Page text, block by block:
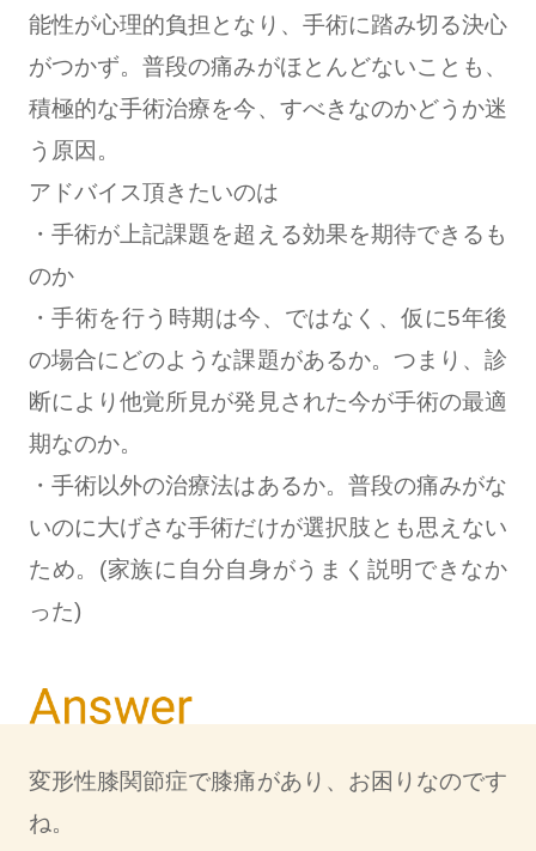
能性が心理的負担となり、手術に踏み切る決心
がつかず。普段の痛みがほとんどないことも、
積極的な手術治療を今、すべきなのかどうか迷
う原因。
アドバイス頂きたいのは
・手術が上記課題を超える効果を期待できるも
のか
・手術を行う時期は今、ではなく、仮に5年後
の場合にどのような課題があるか。つまり、診
断により他覚所見が発見された今が手術の最適
期なのか。
・手術以外の治療法はあるか。普段の痛みがな
いのに大げさな手術だけが選択肢とも思えない
ため。(家族に自分自身がうまく説明できなか
った)
変形性膝関節症で膝痛があり、お困りなのです
ね。